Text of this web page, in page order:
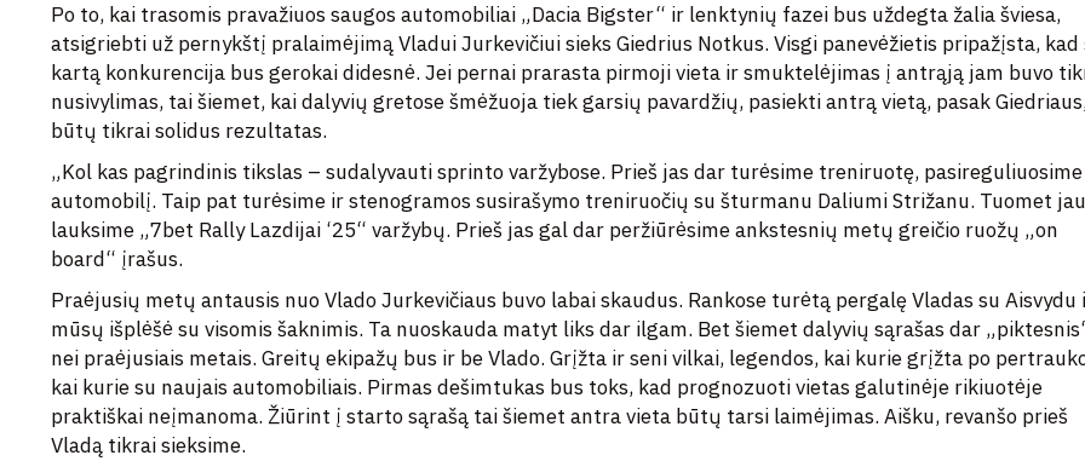
Po to, kai trasomis pravažiuos saugos automobiliai „Dacia Bigster“ ir lenktynių fazei bus uždegta žalia šviesa,
atsigriebti už pernykštį pralaimėjimą Vladui Jurkevičiui sieks Giedrius Notkus. Visgi panevėžietis pripažįsta, kad
kartą konkurencija bus gerokai didesnė. Jei pernai prarasta pirmoji vieta ir smuktelėjimas į antrąją jam buvo
nusivylimas, tai šiemet, kai dalyvių gretose šmėžuoja tiek garsių pavardžių, pasiekti antrą vietą, pasak
būtų tikrai solidus rezultatas.
„Kol kas pagrindinis tikslas – sudalyvauti sprinto varžybose. Prieš jas dar turėsime treniruotę, pasireguliuosime
automobilį. Taip pat turėsime ir stenogramos susirašymo treniruočių su šturmanu Daliumi Strižanu. Tuomet jau
lauksime „7bet Rally Lazdijai ‘25“ varžybų. Prieš jas gal dar peržiūrėsime ankstesnių metų greičio ruožų „on
board“ įrašus.
Praėjusių metų antausis nuo Vlado Jurkevičiaus buvo labai skaudus. Rankose turėtą pergalę Vladas su Aisvydu
mūsų išplėšė su visomis šaknimis. Ta nuoskauda matyt liks dar ilgam. Bet šiemet dalyvių sąrašas dar
nei praėjusiais metais. Greitų ekipažų bus ir be Vlado. Grįžta ir seni vilkai, legendos, kai kurie grįžta po
kai kurie su naujais automobiliais. Pirmas dešimtukas bus toks, kad prognozuoti vietas galutinėje rikiuotėje
praktiškai neįmanoma. Žiūrint į starto sąrašą tai šiemet antra vieta būtų tarsi laimėjimas. Aišku, revanšo prieš
Vladą tikrai sieksime.